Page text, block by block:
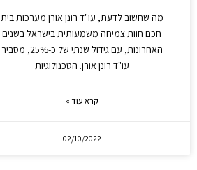
מה שחשוב לדעת, עו"ד רונן אורן מערכות בית
חכם חוות צמיחה משמעותית בישראל בשנים
האחרונות, עם גידול שנתי של כ-25%, מסביר
עו"ד רונן אורן. הטכנולוגיות
קרא עוד »
02/10/2022